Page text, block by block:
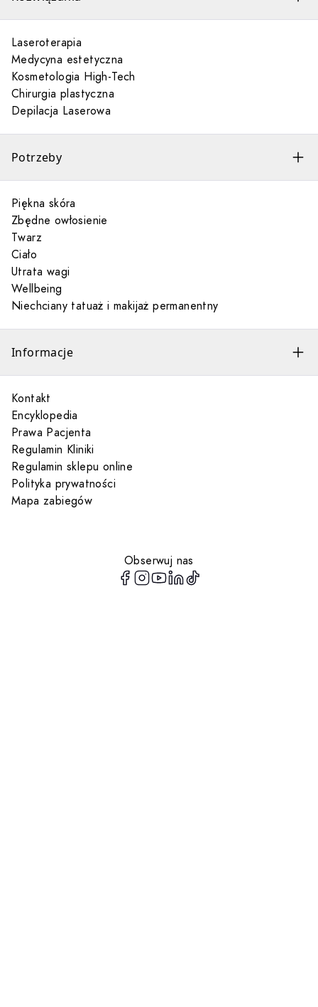
Laseroterapia
Medycyna estetyczna
Kosmetologia High-Tech
Chirurgia plastyczna
Depilacja Laserowa
Potrzeby
Piękna skóra
Zbędne owłosienie
Twarz
Ciało
Utrata wagi
Wellbeing
Niechciany tatuaż i makijaż permanentny
Informacje
Kontakt
Encyklopedia
Prawa Pacjenta
Regulamin Kliniki
Regulamin sklepu online
Polityka prywatności
Mapa zabiegów
Obserwuj nas